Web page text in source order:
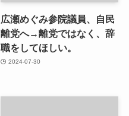
広瀬めぐみ参院議員、自民
離党へ→離党ではなく、辞
職をしてほしい。
2024-07-30